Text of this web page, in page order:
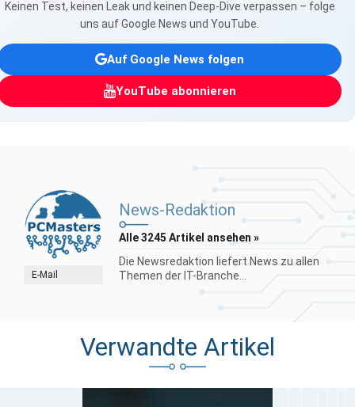
Keinen Test, keinen Leak und keinen Deep-Dive verpassen – folge
uns auf Google News und YouTube.
Auf Google News folgen
YouTube abonnieren
E-Mail
News-Redaktion
Alle 3245 Artikel ansehen »
Die Newsredaktion liefert News zu allen
Themen der IT-Branche...
Verwandte Artikel